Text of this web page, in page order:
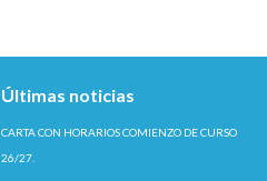
Últimas noticias
CARTA CON HORARIOS COMIENZO DE CURSO
26/27.